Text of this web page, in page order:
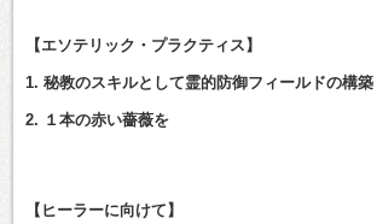
【エソテリック・プラクティス】
1. 秘教のスキルとして霊的防御フィールドの構築
2. １本の赤い薔薇を
【ヒーラーに向けて】